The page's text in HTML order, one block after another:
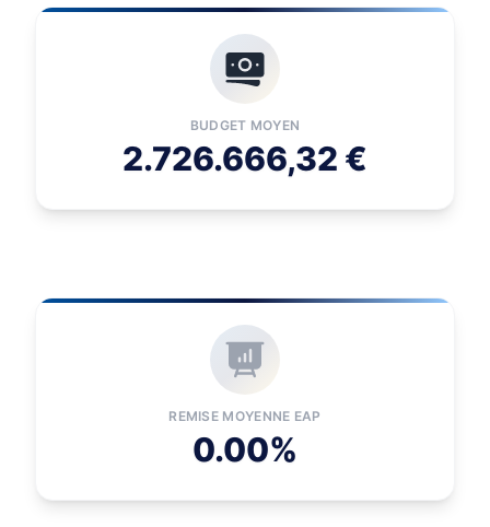
BUDGET MOYEN
2.726.666,32 €
REMISE MOYENNE EAP
0.00%